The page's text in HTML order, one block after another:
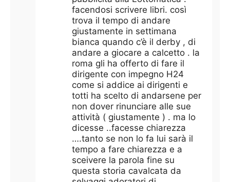
facendosi scrivere libri. così
trova il tempo di andare
giustamente in settimana
bianca quando c’è il derby , di
andare a giocare a calcetto . la
roma gli ha offerto di fare il
dirigente con impegno H24
come si addice ai dirigenti e
totti ha scelto di andarsene per
non dover rinunciare alle sue
attività ( giustamente ) . ma lo
dicesse ..facesse chiarezza
….tanto se non lo fa lui sarà il
tempo a fare chiarezza e a
sceivere la parola fine su
questa storia cavalcata da